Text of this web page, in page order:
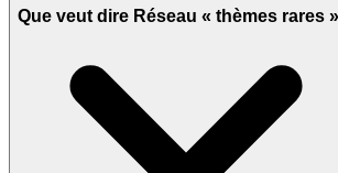
Que veut dire Réseau « thèmes rares